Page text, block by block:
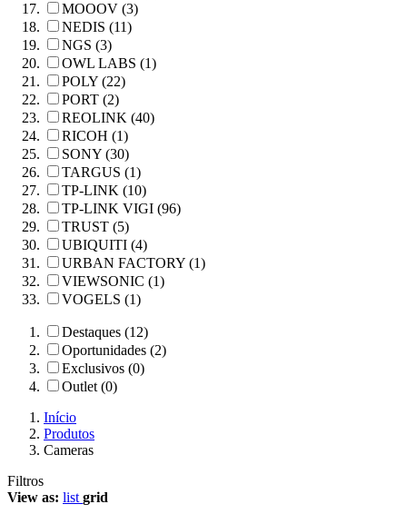
MOOOV (3)
NEDIS (11)
NGS (3)
OWL LABS (1)
POLY (22)
PORT (2)
REOLINK (40)
RICOH (1)
SONY (30)
TARGUS (1)
TP-LINK (10)
TP-LINK VIGI (96)
TRUST (5)
UBIQUITI (4)
URBAN FACTORY (1)
VIEWSONIC (1)
VOGELS (1)
Destaques (12)
Oportunidades (2)
Exclusivos (0)
Outlet (0)
Início
Produtos
Cameras
Filtros
View as: list grid